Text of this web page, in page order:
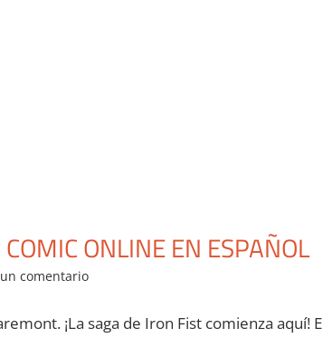
ONLINE EN ESPAÑOL
comentario
¡La saga de Iron Fist comienza aquí!